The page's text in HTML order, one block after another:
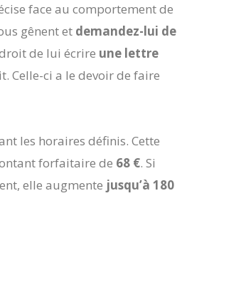
face au comportement de
gênent et demandez-lui de
droit de lui écrire une lettre
Celle-ci a le devoir de faire
les horaires définis. Cette
forfaitaire de 68 €. Si
elle augmente jusqu’à 180